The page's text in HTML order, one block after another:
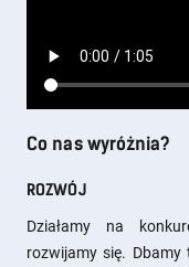
Co nas wyróżnia?
ROZWÓJ
Działamy na
rozwijamy się.